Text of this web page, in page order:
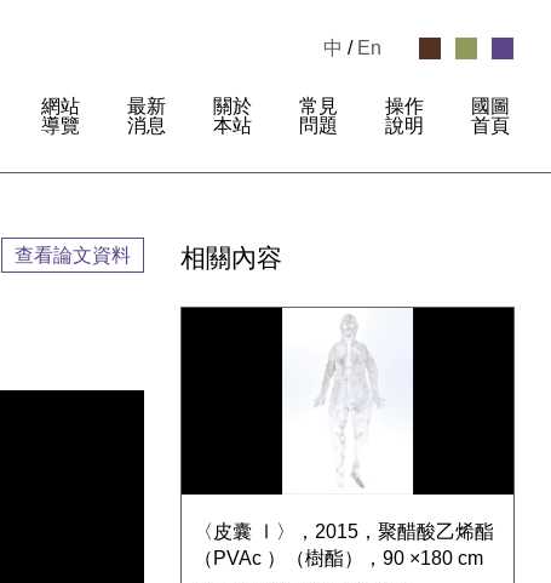
網站
導覽
最新
消息
關於
本站
常見
問題
操作
說明
國圖
首頁
中 / En
查看論文資料 相關內容
〈皮囊 Ⅰ〉，2015，聚醋酸乙烯酯
（PVAc ）（樹酯），90 ×180 cm